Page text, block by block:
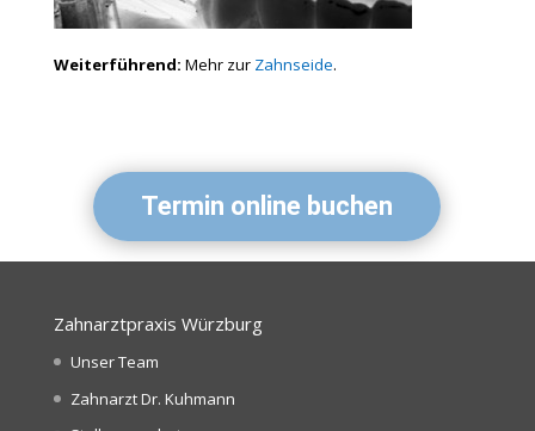
Weiterführend: Mehr zur Zahnseide.
Termin online buchen
Zahnarztpraxis Würzburg
Unser Team
Zahnarzt Dr. Kuhmann